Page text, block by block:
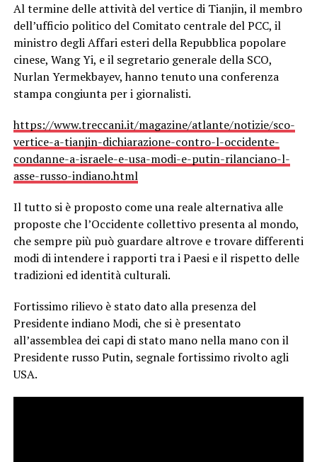
Al termine delle attività del vertice di Tianjin, il membro
dell’ufficio politico del Comitato centrale del PCC, il
ministro degli Affari esteri della Repubblica popolare
cinese, Wang Yi, e il segretario generale della SCO,
Nurlan Yermekbayev, hanno tenuto una conferenza
stampa congiunta per i giornalisti.
https://www.treccani.it/magazine/atlante/notizie/sco-
vertice-a-tianjin-dichiarazione-contro-l-occidente-
condanne-a-israele-e-usa-modi-e-putin-rilanciano-l-
asse-russo-indiano.html
Il tutto si è proposto come una reale alternativa alle
proposte che l’Occidente collettivo presenta al mondo,
che sempre più può guardare altrove e trovare differenti
modi di intendere i rapporti tra i Paesi e il rispetto delle
tradizioni ed identità culturali.
Fortissimo rilievo è stato dato alla presenza del
Presidente indiano Modi, che si è presentato
all’assemblea dei capi di stato mano nella mano con il
Presidente russo Putin, segnale fortissimo rivolto agli
USA.